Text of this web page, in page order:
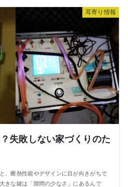
⽿寄り情報
失敗しない家づくりのた
、断熱性能やデザインに目が向きがちで
きな鍵は「隙間の少なさ」にあるんで